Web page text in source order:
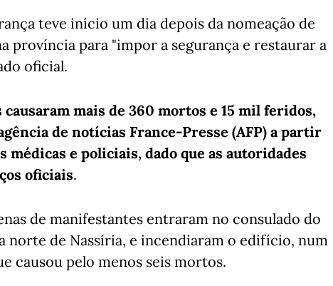
teve início um dia depois da nomeação de
província para "impor a segurança e restaurar a
oficial.
causaram mais de 360 mortos e 15 mil feridos,
de notícias France-Presse (AFP) a partir
e policiais, dado que as autoridades
oficiais.
de manifestantes entraram no consulado do
norte de Nassíria, e incendiaram o edifício, num
causou pelo menos seis mortos.